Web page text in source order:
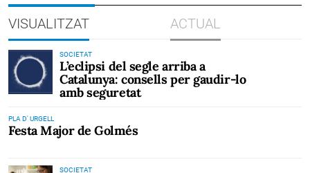
VISUALITZAT ACTUAL
SOCIETAT
L’eclipsi del segle arriba a
Catalunya: consells per gaudir-lo
amb seguretat
PLA D' URGELL
Festa Major de Golmés
SOCIETAT